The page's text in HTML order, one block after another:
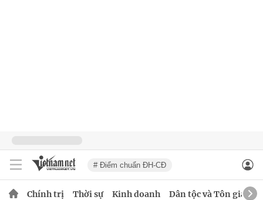
# Điểm chuẩn ĐH-CĐ
Chính trị Thời sự Kinh doanh Dân tộc và Tôn giáo